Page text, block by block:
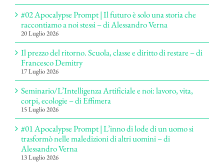
#02 Apocalypse Prompt | Il futuro è solo una storia che
raccontiamo a noi stessi – di Alessandro Verna
20 Luglio 2026
Il prezzo del ritorno. Scuola, classe e diritto di restare – di
Francesco Demitry
17 Luglio 2026
Seminario/L’Intelligenza Artificiale e noi: lavoro, vita,
corpi, ecologie – di Effimera
15 Luglio 2026
#01 Apocalypse Prompt | L’inno di lode di un uomo si
trasformò nelle maledizioni di altri uomini – di
Alessandro Verna
13 Luglio 2026